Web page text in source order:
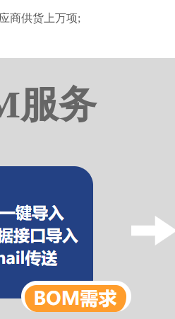
商供货上万项;
服务